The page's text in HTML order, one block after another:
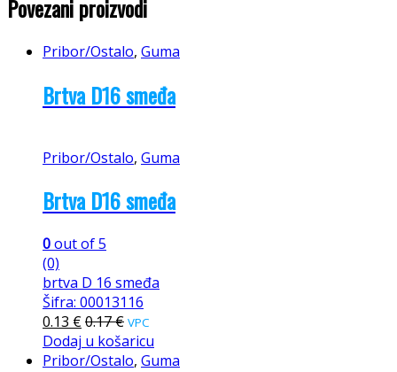
Povezani proizvodi
Pribor/Ostalo, Guma
Brtva D16 smeđa
Pribor/Ostalo, Guma
Brtva D16 smeđa
0out of 5
(0)
brtva D 16 smeđa
Šifra: 00013116
0.13 €0.17€ VPC
Dodaj u košaricu
Pribor/Ostalo, Guma